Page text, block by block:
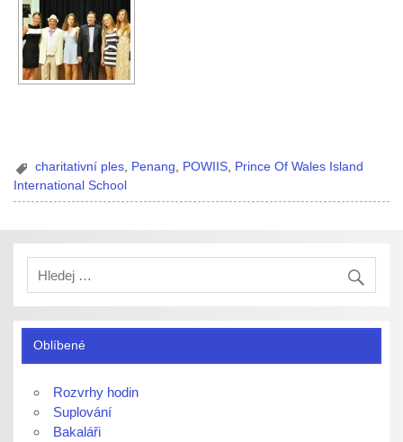
charitativní ples, Penang, POWIIS, Prince Of Wales Island
International School
Oblíbené
Rozvrhy hodin
Suplování
Bakaláři